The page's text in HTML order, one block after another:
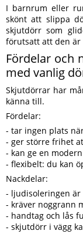
I barnrum eller
skönt att slippa
skjutdörr som
förutsatt att den är
Fördelar och
med vanlig
Skjutdörrar har
känna till.
Fördelar:
- tar ingen plats
- ger större frihet
- kan ge en
- flexibelt: du kan
Nackdelar:
- ljudisoleringen
- kräver noggrann
- handtag och lås
- skjutdörr i vägg